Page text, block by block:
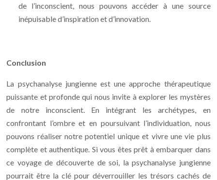
de l’inconscient, nous pouvons accéder à une source
inépuisable d’inspiration et d’innovation.
Conclusion
La psychanalyse jungienne est une approche thérapeutique
puissante et profonde qui nous invite à explorer les mystères
de notre inconscient. En intégrant les archétypes, en
confrontant l’ombre et en poursuivant l’individuation, nous
pouvons réaliser notre potentiel unique et vivre une vie plus
complète et authentique. Si vous êtes prêt à embarquer dans
ce voyage de découverte de soi, la psychanalyse jungienne
pourrait être la clé pour déverrouiller les trésors cachés de